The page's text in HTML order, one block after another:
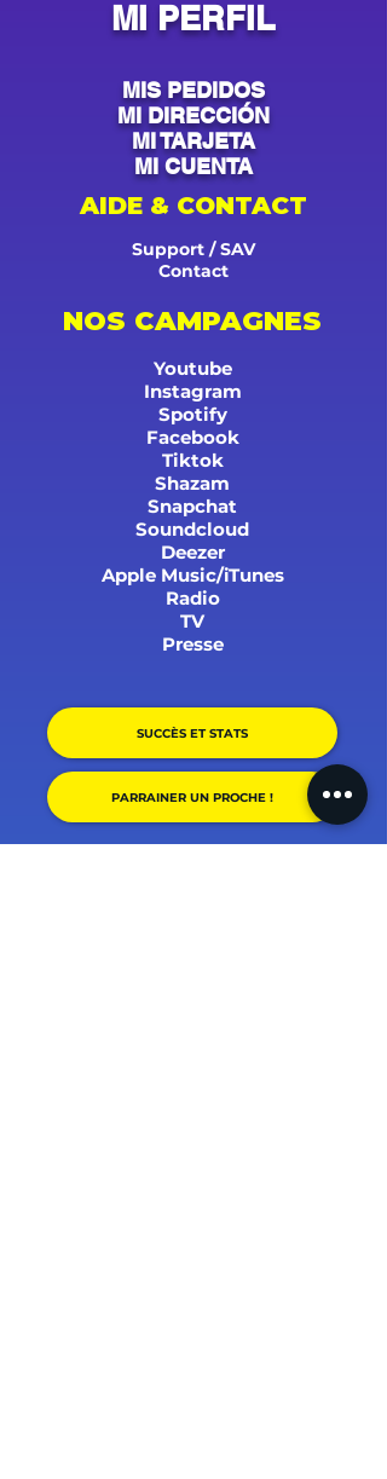
MI PERFIL
MIS PEDIDOS
MI DIRECCIÓN
MI TARJETA
MI CUENTA
AIDE & CONTACT
Support / SAV
Contact
NOS CAMPAGNES
Youtube
Instagram
Spotify
Facebook
Tiktok
Shazam
Snapchat
Soundcloud
Deezer
Apple Music/iTunes
Radio
TV
Presse
SUCCÈS ET STATS
PARRAINER UN PROCHE !